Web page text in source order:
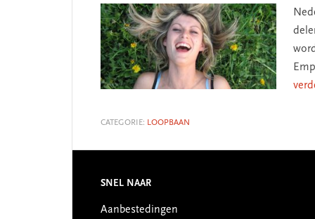
CATEGORIE: LOOPBAAN
Footer
SNEL NAAR
Aanbestedingen